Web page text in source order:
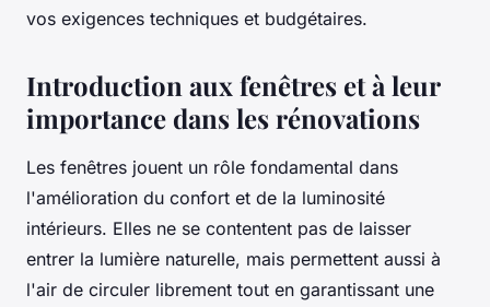
vos exigences techniques et budgétaires.
Introduction aux fenêtres et à leur
importance dans les rénovations
Les fenêtres jouent un rôle fondamental dans
l'amélioration du confort et de la luminosité
intérieurs. Elles ne se contentent pas de laisser
entrer la lumière naturelle, mais permettent aussi à
l'air de circuler librement tout en garantissant une